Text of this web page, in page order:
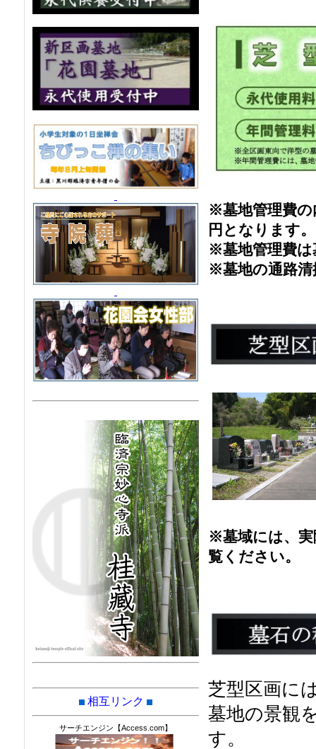
※墓地管理費の
円となります。
※墓地管理費は
※墓地の通路清
※墓域には、実
覧ください。
芝型区画に
墓地の景観
す。
相互リンク
サーチエンジン【Access.com】